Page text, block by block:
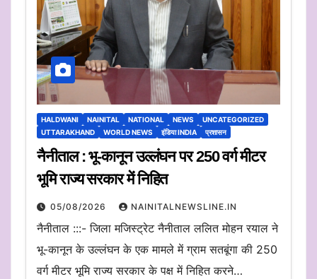
HALDWANI NAINITAL NATIONAL NEWS
UNCATEGORIZED
UTTARAKHAND
WORLD NEWS इंडिया INDIA प्रशासन
नैनीताल : भू-कानून उल्लंघन पर 250 वर्ग मीटर
भूमि राज्य सरकार में निहित
05/08/2026 NAINITALNEWSLINE.IN
नैनीताल :::- जिला मजिस्ट्रेट नैनीताल ललित मोहन रयाल ने
भू-कानून के उल्लंघन के एक मामले में ग्राम सतबूंगा की 250
वर्ग मीटर भूमि राज्य सरकार के पक्ष में निहित करने…